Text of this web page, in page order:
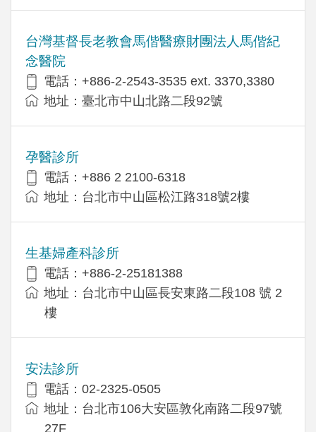
台灣基督長老教會馬偕醫療財團法人馬偕紀
念醫院
電話：+886-2-2543-3535 ext. 3370,3380
地址：臺北市中山北路二段92號
孕醫診所
電話：+886 2 2100-6318
地址：台北市中山區松江路318號2樓
生基婦產科診所
電話：+886-2-25181388
地址：台北市中山區長安東路二段108 號 2
樓
安法診所
電話：02-2325-0505
地址：台北市106大安區敦化南路二段97號
27F